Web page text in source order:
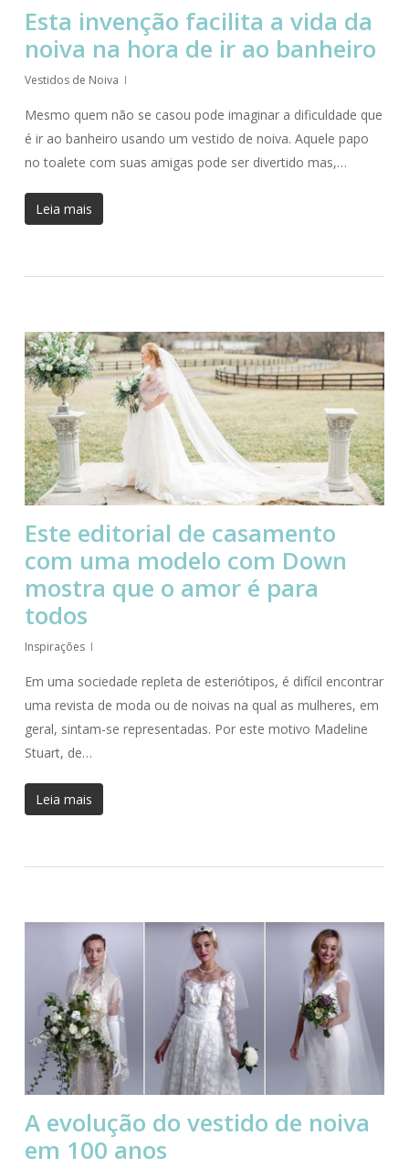
Esta invenção facilita a vida da
noiva na hora de ir ao banheiro
Vestidos de Noiva
Mesmo quem não se casou pode imaginar a dificuldade que
é ir ao banheiro usando um vestido de noiva. Aquele papo
no toalete com suas amigas pode ser divertido mas,…
Leia mais
Este editorial de casamento
com uma modelo com Down
mostra que o amor é para
todos
Inspirações
Em uma sociedade repleta de esteriótipos, é difícil encontrar
uma revista de moda ou de noivas na qual as mulheres, em
geral, sintam-se representadas. Por este motivo Madeline
Stuart, de…
Leia mais
A evolução do vestido de noiva
em 100 anos